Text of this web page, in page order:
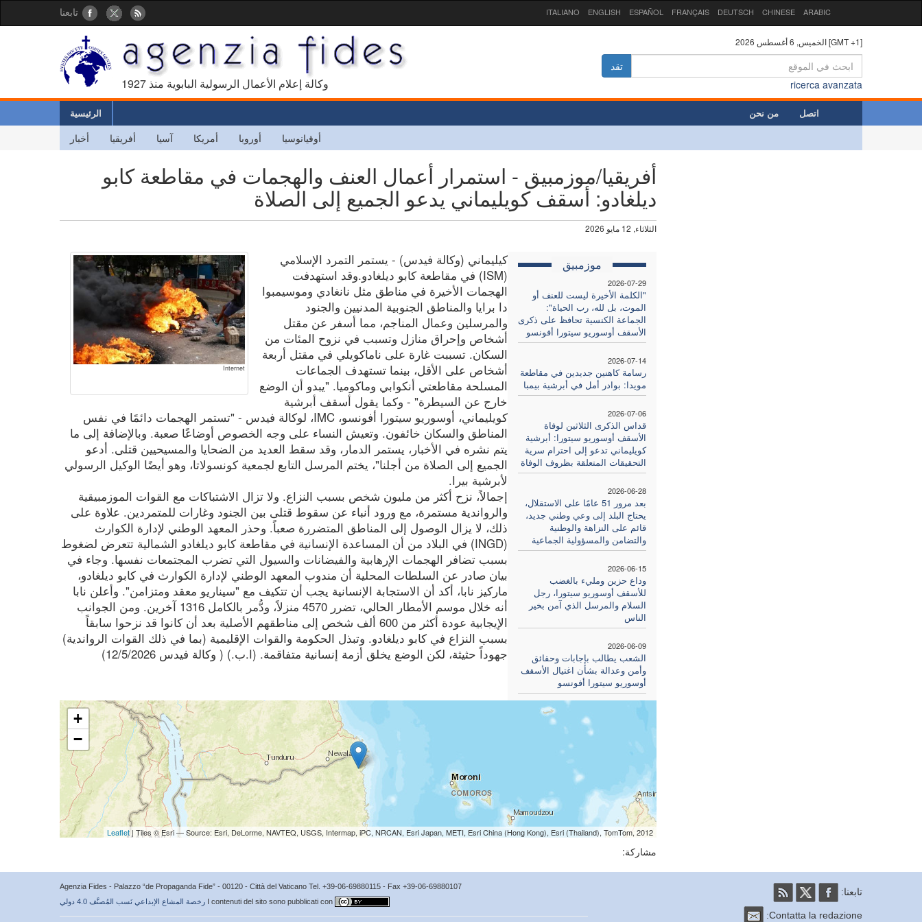
تابعنا ITALIANO ENGLISH ESPAÑOL FRANÇAIS DEUTSCH CHINESE ARABIC
1927 وكالة إعلام الأعمال الرسولية البابوية منذ
الخميس, 6 أغسطس 2026 [GMT +1]
تقد
ricerca avanzata
الرئيسية من نحن اتصل
أخبار أفريقيا آسيا أمريكا أوروبا أوقيانوسيا
أفريقيا/موزمبيق - استمرار أعمال العنف والهجمات في مقاطعة كابو
ديلغادو: أسقف كويليماني يدعو الجميع إلى الصلاة
الثلاثاء, 12 مايو 2026
Internet
موزمبيق
2026-07-29
"الكلمة الأخيرة ليست للعنف أو
الموت، بل لله، رب الحياة":
الجماعة الكنسية تحافظ على ذكرى
الأسقف أوسوريو سيتورا أفونسو
2026-07-14
رسامة كاهنين جديدين في مقاطعة
مويدا: بوادر أمل في أبرشية بيمبا
2026-07-06
قداس الذكرى الثلاثين لوفاة
الأسقف أوسوريو سيتورا: أبرشية
كويليماني تدعو إلى احترام سرية
التحقيقات المتعلقة بظروف الوفاة
2026-06-28
بعد مرور 51 عامًا على الاستقلال،
يحتاج البلد إلى وعي وطني جديد،
قائم على النزاهة والوطنية
والتضامن والمسؤولية الجماعية
2026-06-15
وداع حزين ومليء بالغضب
للأسقف أوسوريو سيتورا، رجل
السلام والمرسل الذي آمن بخير
الناس
2026-06-09
الشعب يطالب بإجابات وحقائق
وأمن وعدالة بشأن اغتيال الأسقف
أوسوريو سيتورا أفونسو
كيليماني (وكالة فيدس) - يستمر التمرد الإسلامي
(ISM) في مقاطعة كابو ديلغادو.وقد استهدفت
الهجمات الأخيرة في مناطق مثل نانغادي وموسيمبوا
دا برايا والمناطق الجنوبية المدنيين والجنود
والمرسلين وعمال المناجم، مما أسفر عن مقتل
أشخاص وإحراق منازل وتسبب في نزوح المئات من
السكان. تسببت غارة على ناماكويلي في مقتل أربعة
أشخاص على الأقل، بينما تستهدف الجماعات
المسلحة مقاطعتي أنكوابي وماكوميا. "يبدو أن الوضع
خارج عن السيطرة" - وكما يقول أسقف أبرشية
كويليماني، أوسوريو سيتورا أفونسو، IMC، لوكالة فيدس - "تستمر الهجمات دائمًا في نفس
المناطق والسكان خائفون. وتعيش النساء على وجه الخصوص أوضاعًا صعبة. وبالإضافة إلى ما
يتم نشره في الأخبار، يستمر الدمار، وقد سقط العديد من الضحايا والمسيحيين قتلى. أدعو
الجميع إلى الصلاة من أجلنا"، يختم المرسل التابع لجمعية كونسولاتا، وهو أيضًا الوكيل الرسولي
لأبرشية بيرا.
إجمالاً، نزح أكثر من مليون شخص بسبب النزاع. ولا تزال الاشتباكات مع القوات الموزمبيقية
والرواندية مستمرة، مع ورود أنباء عن سقوط قتلى بين الجنود وغارات للمتمردين. علاوة على
ذلك، لا يزال الوصول إلى المناطق المتضررة صعباً. وحذر المعهد الوطني لإدارة الكوارث
(INGD) في البلاد من أن المساعدة الإنسانية في مقاطعة كابو ديلغادو الشمالية تتعرض لضغوط
بسبب تضافر الهجمات الإرهابية والفيضانات والسيول التي تضرب المجتمعات نفسها. وجاء في
بيان صادر عن السلطات المحلية أن مندوب المعهد الوطني لإدارة الكوارث في كابو ديلغادو،
ماركيز نابا، أكد أن الاستجابة الإنسانية يجب أن تتكيف مع "سيناريو معقد ومتزامن". وأعلن نابا
أنه خلال موسم الأمطار الحالي، تضرر 4570 منزلاً، ودُّمر بالكامل 1316 آخرين. ومن الجوانب
الإيجابية عودة أكثر من 600 ألف شخص إلى مناطقهم الأصلية بعد أن كانوا قد نزحوا سابقاً
بسبب النزاع في كابو ديلغادو. وتبذل الحكومة والقوات الإقليمية (بما في ذلك القوات الرواندية)
جهوداً حثيثة، لكن الوضع يخلق أزمة إنسانية متفاقمة. (ا.ب.) ( وكالة فيدس 12/5/2026)
+
−
Leaflet | Tiles © Esri — Source: Esri, DeLorme, NAVTEQ, USGS, Intermap, iPC, NRCAN, Esri Japan, METI, Esri China (Hong Kong), Esri (Thailand), TomTom, 2012
مشاركة:
Agenzia Fides - Palazzo “de Propaganda Fide” - 00120 - Città del Vaticano Tel. +39-06-69880115 - Fax +39-06-69880107
I contenuti del sito sono pubblicati con رخصة المشاع الإبداعي نَسب المُصنَّف 4.0 دولي
تابعنا:
Contatta la redazione: